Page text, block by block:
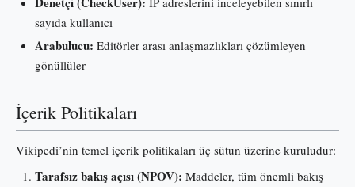
sayıda kullanıcı
Arabulucu: Editörler arası anlaşmazlıkları çözümleyen
gönüllüler
İçerik Politikaları
Vikipedi’nin temel içerik politikaları üç sütun üzerine kuruludur:
Tarafsız bakış açısı (NPOV): Maddeler, tüm önemli bakış